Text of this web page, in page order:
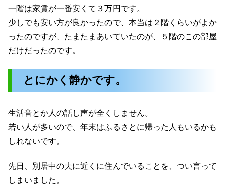
一階は家賃が一番安くて３万円です。
少しでも安い方が良かったので、本当は２階くらいがよか
ったのですが、たまたまあいていたのが、５階のこの部屋
だけだったのです。
とにかく静かです。
生活音とか人の話し声が全くしません。
若い人が多いので、年末はふるさとに帰った人もいるかも
しれないです。
先日、別居中の夫に近くに住んでいることを、つい言って
しまいました。